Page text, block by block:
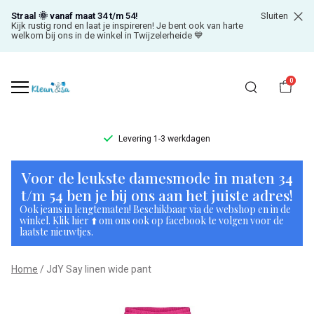
Straal 🌞 vanaf maat 34 t/m 54!
Kijk rustig rond en laat je inspireren! Je bent ook van harte
welkom bij ons in de winkel in Twijzelerheide 💙
Sluiten
0
Levering 1-3 werkdagen
JdY
Say
linen
wide
pant
Voor de leukste damesmode in maten 34
t/m 54 ben je bij ons aan het juiste adres!
Ook jeans in lengtematen! Beschikbaar via de webshop en in de
winkel. Klik hier ⬆️ om ons ook op facebook te volgen voor de
laatste nieuwtjes.
Home JdY Say linen wide pant